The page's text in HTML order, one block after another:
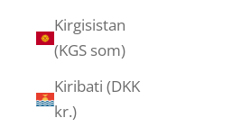
Kirgisistan
(KGS som)
Kiribati (DKK
kr.)